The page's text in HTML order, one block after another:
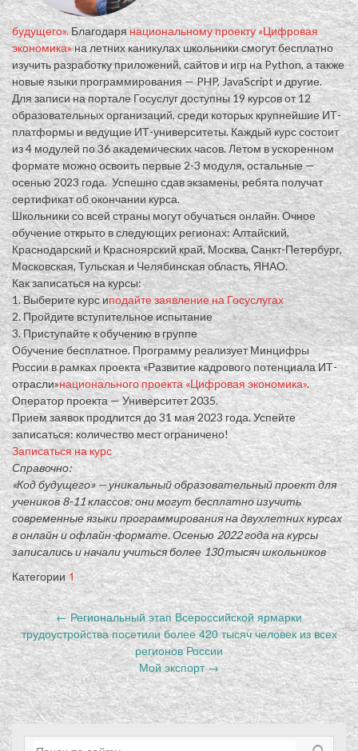
будущего».Благодарянациональному проекту «Цифровая
экономика»на летних каникулах школьники смогут бесплатно
изучить разработку приложений, сайтов и игр на Python, а также
новые языки программирования — PHP, JavaScript и другие.
Для записи на портале Госуслуг доступны 19 курсов от 12
образовательных организаций, среди которых крупнейшие ИТ-
платформы и ведущие ИТ-университеты. Каждый курс состоит
из 4 модулей по 36 академических часов. Летом в ускоренном
формате можно освоить первые 2-3 модуля, остальные —
осенью 2023 года. Успешно сдав экзамены, ребята получат
сертификат об окончании курса.
Школьники со всей страны могут обучаться онлайн. Очное
обучение открыто в следующих регионах: Алтайский,
Краснодарский и Красноярский край, Москва, Санкт-Петербург,
Московская, Тульская и Челябинская область, ЯНАО.
Как записаться на курсы:
1. Выберите курс иподайте заявление на Госуслугах
2. Пройдите вступительное испытание
3. Приступайте к обучению в группе
Обучение бесплатное. Программу реализует Минцифры
России в рамках проекта «Развитие кадрового потенциала ИТ-
отрасли»национального проекта «Цифровая экономика».
Оператор проекта — Университет 2035.
Прием заявок продлится до 31 мая 2023 года. Успейте
записаться: количество мест ограничено!
Записаться на курс
Справочно:
«Код будущего» — уникальный образовательный проект для
учеников 8-11 классов: они могут бесплатно изучить
современные языки программирования на двухлетних курсах
в онлайн и офлайн-формате. Осенью 2022 года на курсы
записались и начали учиться более 130 тысяч школьников
Категории 1
Запись
навигация
← Региональный этап Всероссийской ярмарки
трудоустройства посетили более 420 тысяч человек из всех
регионов России
Мой экспорт→